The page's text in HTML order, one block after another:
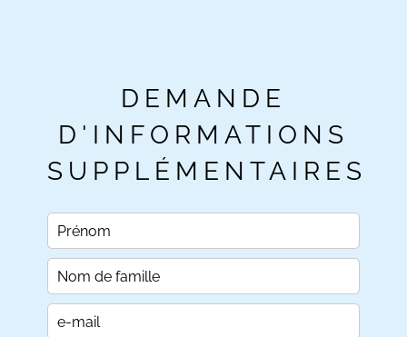
DEMANDE
D'INFORMATIONS
SUPPLÉMENTAIRES